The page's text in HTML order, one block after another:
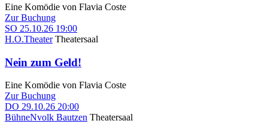
Eine Komödie von Flavia Coste
Zur Buchung
SO 25.10.26 19:00
H.O.Theater Theatersaal
Nein zum Geld!
Eine Komödie von Flavia Coste
Zur Buchung
DO 29.10.26 20:00
BühneNvolk Bautzen Theatersaal